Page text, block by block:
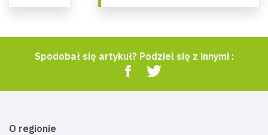
Spodobał się artykuł? Podziel się z innymi :
O regionie